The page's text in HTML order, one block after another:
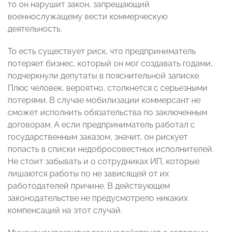
то он нарушит закон, запрещающий
военнослужащему вести коммерческую
деятельность.
То есть существует риск, что предприниматель
потеряет бизнес, который он мог создавать годами,
подчеркнули депутаты в пояснительной записке.
Плюс человек, вероятно, столкнется с серьезными
потерями. В случае мобилизации коммерсант не
сможет исполнить обязательства по заключенным
договорам. А если предприниматель работал с
государственным заказом, значит, он рискует
попасть в списки недобросовестных исполнителей.
Не стоит забывать и о сотрудниках ИП, которые
лишаются работы по не зависящей от их
работодателей причине. В действующем
законодательстве не предусмотрело никаких
компенсаций на этот случай.